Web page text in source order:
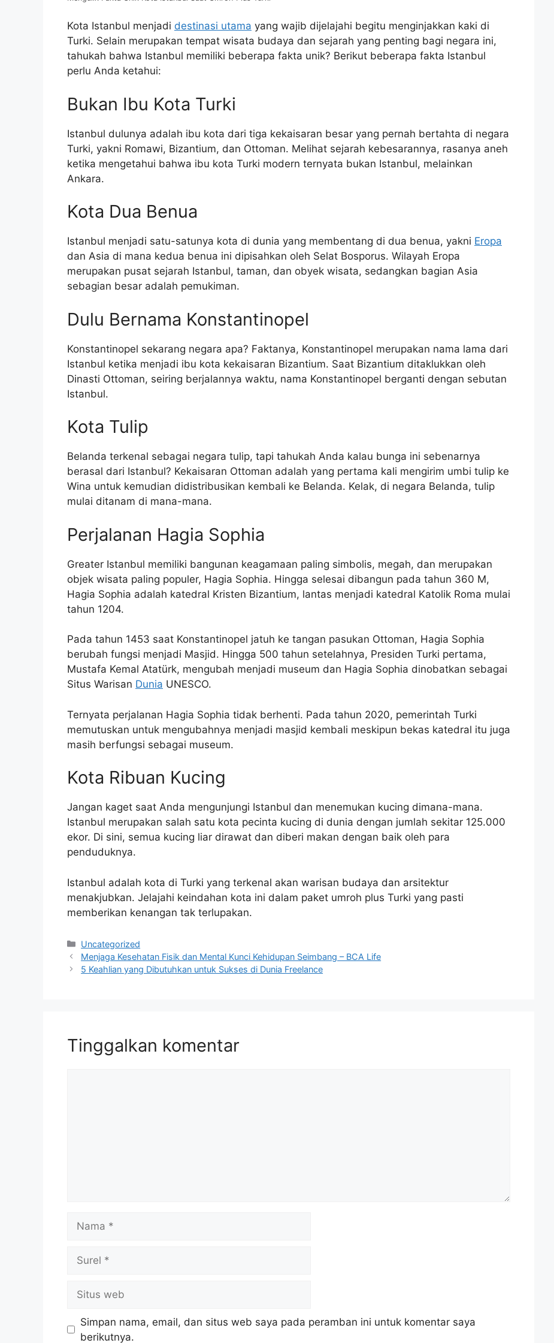
Kota Istanbul menjadi destinasi utama yang wajib dijelajahi begitu menginjakkan kaki di
Turki. Selain merupakan tempat wisata budaya dan sejarah yang penting bagi negara ini,
tahukah bahwa Istanbul memiliki beberapa fakta unik? Berikut beberapa fakta Istanbul
perlu Anda ketahui:
Bukan Ibu Kota Turki
Istanbul dulunya adalah ibu kota dari tiga kekaisaran besar yang pernah bertahta di negara
Turki, yakni Romawi, Bizantium, dan Ottoman. Melihat sejarah kebesarannya, rasanya aneh
ketika mengetahui bahwa ibu kota Turki modern ternyata bukan Istanbul, melainkan
Ankara.
Kota Dua Benua
Istanbul menjadi satu-satunya kota di dunia yang membentang di dua benua, yakni Eropa
dan Asia di mana kedua benua ini dipisahkan oleh Selat Bosporus. Wilayah Eropa
merupakan pusat sejarah Istanbul, taman, dan obyek wisata, sedangkan bagian Asia
sebagian besar adalah pemukiman.
Dulu Bernama Konstantinopel
Konstantinopel sekarang negara apa? Faktanya, Konstantinopel merupakan nama lama dari
Istanbul ketika menjadi ibu kota kekaisaran Bizantium. Saat Bizantium ditaklukkan oleh
Dinasti Ottoman, seiring berjalannya waktu, nama Konstantinopel berganti dengan sebutan
Istanbul.
Kota Tulip
Belanda terkenal sebagai negara tulip, tapi tahukah Anda kalau bunga ini sebenarnya
berasal dari Istanbul? Kekaisaran Ottoman adalah yang pertama kali mengirim umbi tulip ke
Wina untuk kemudian didistribusikan kembali ke Belanda. Kelak, di negara Belanda, tulip
mulai ditanam di mana-mana.
Perjalanan Hagia Sophia
Greater Istanbul memiliki bangunan keagamaan paling simbolis, megah, dan merupakan
objek wisata paling populer, Hagia Sophia. Hingga selesai dibangun pada tahun 360 M,
Hagia Sophia adalah katedral Kristen Bizantium, lantas menjadi katedral Katolik Roma mulai
tahun 1204.
Pada tahun 1453 saat Konstantinopel jatuh ke tangan pasukan Ottoman, Hagia Sophia
berubah fungsi menjadi Masjid. Hingga 500 tahun setelahnya, Presiden Turki pertama,
Mustafa Kemal Atatürk, mengubah menjadi museum dan Hagia Sophia dinobatkan sebagai
Situs Warisan Dunia UNESCO.
Ternyata perjalanan Hagia Sophia tidak berhenti. Pada tahun 2020, pemerintah Turki
memutuskan untuk mengubahnya menjadi masjid kembali meskipun bekas katedral itu juga
masih berfungsi sebagai museum.
Kota Ribuan Kucing
Jangan kaget saat Anda mengunjungi Istanbul dan menemukan kucing dimana-mana.
Istanbul merupakan salah satu kota pecinta kucing di dunia dengan jumlah sekitar 125.000
ekor. Di sini, semua kucing liar dirawat dan diberi makan dengan baik oleh para
penduduknya.
Istanbul adalah kota di Turki yang terkenal akan warisan budaya dan arsitektur
menakjubkan. Jelajahi keindahan kota ini dalam paket umroh plus Turki yang pasti
memberikan kenangan tak terlupakan.
Kategori
Uncategorized
Menjaga Kesehatan Fisik dan Mental Kunci Kehidupan Seimbang – BCA Life
5 Keahlian yang Dibutuhkan untuk Sukses di Dunia Freelance
Tinggalkan komentar
web
Simpan nama, email, dan situs web saya pada peramban ini untuk komentar saya
berikutnya.